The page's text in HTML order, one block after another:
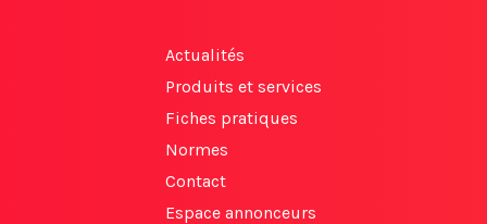
Actualités
Produits et services
Fiches pratiques
Normes
Contact
Espace annonceurs